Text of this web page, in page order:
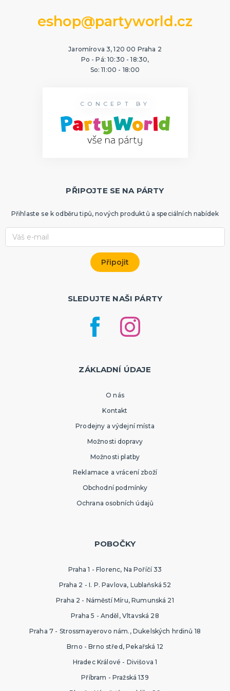
eshop@partyworld.cz
Jaromírova 3, 120 00 Praha 2
Po - Pá: 10:30 - 18:30,
So: 11:00 - 18:00
CONCEPT BY
PŘIPOJTE SE NA PÁRTY
Přihlaste se k odběru tipů, nových produktů a speciálních nabídek
SLEDUJTE NAŠI PÁRTY
ZÁKLADNÍ ÚDAJE
O nás
Kontakt
Prodejny a výdejní místa
Možnosti dopravy
Možnosti platby
Reklamace a vrácení zboží
Obchodní podmínky
Ochrana osobních údajů
POBOČKY
Praha 1 - Florenc, Na Poříčí 33
Praha 2 - I. P. Pavlova, Lublaňská 52
Praha 2 - Náměstí Míru, Rumunská 21
Praha 5 - Anděl, Vltavská 28
Praha 7 - Strossmayerovo nám., Dukelských hrdinů 18
Brno - Brno střed, Pekařská 12
Hradec Králové - Divišova 1
Příbram - Pražská 139